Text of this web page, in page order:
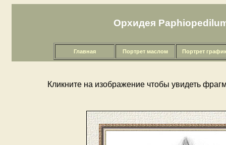
Орхидея
Главная Портрет маслом Портрет
Кликните на изображение чтобы увидеть